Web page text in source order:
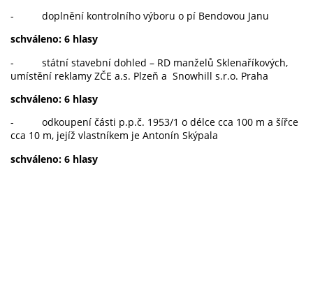
- doplnění kontrolního výboru o pí Bendovou Janu
schváleno: 6 hlasy
- státní stavební dohled – RD manželů Sklenaříkových,
umístění reklamy ZČE a.s. Plzeň a Snowhill s.r.o. Praha
schváleno: 6 hlasy
- odkoupení části p.p.č. 1953/1 o délce cca 100 m a šířce
cca 10 m, jejíž vlastníkem je Antonín Skýpala
schváleno: 6 hlasy